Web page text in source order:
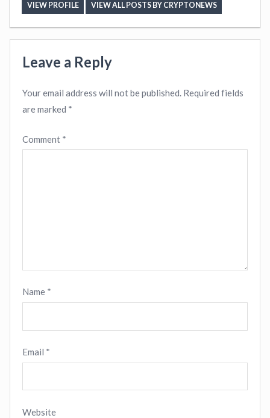
VIEW PROFILE VIEW ALL POSTS BY CRYPTONEWS
Leave a Reply
Your email address will not be published. Required fields
are marked *
Comment *
Name *
Email *
Website